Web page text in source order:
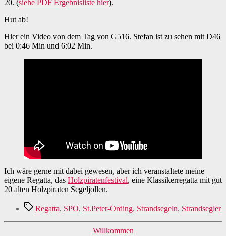
20. (siehe PDF Ergebnisliste hier).
Hut ab!
Hier ein Video von dem Tag von G516. Stefan ist zu sehen mit D46
bei 0:46 Min und 6:02 Min.
Ich wäre gerne mit dabei gewesen, aber ich veranstaltete meine
eigene Regatta, das Holzpiratenfestival, eine Klassikerregatta mit gut
20 alten Holzpiraten Segeljollen.
Schlagwörter
Regatta, SPO, St.Peter-Ording, Strandsegeln, Strandsegler
Kategorien
Willkommen